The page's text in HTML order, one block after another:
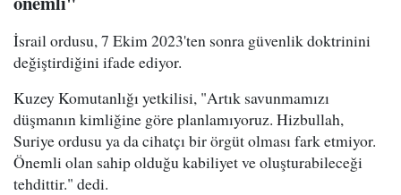
İsrail ordusu, 7 Ekim 2023'ten sonra güvenlik doktrinini
değiştirdiğini ifade ediyor.
Kuzey Komutanlığı yetkilisi, "Artık savunmamızı
düşmanın kimliğine göre planlamıyoruz. Hizbullah,
Suriye ordusu ya da cihatçı bir örgüt olması fark etmiyor.
Önemli olan sahip olduğu kabiliyet ve oluşturabileceği
tehdittir." dedi.